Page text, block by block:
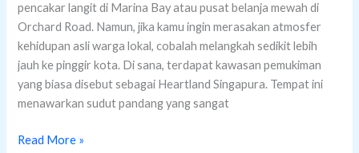
pencakar langit di Marina Bay atau pusat belanja mewah di
Orchard Road. Namun, jika kamu ingin merasakan atmosfer
kehidupan asli warga lokal, cobalah melangkah sedikit lebih
jauh ke pinggir kota. Di sana, terdapat kawasan pemukiman
yang biasa disebut sebagai Heartland Singapura. Tempat ini
menawarkan sudut pandang yang sangat
Read More »